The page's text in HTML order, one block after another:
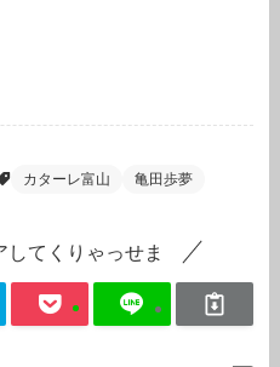
カターレ富山 亀田歩夢
してくりゃっせま